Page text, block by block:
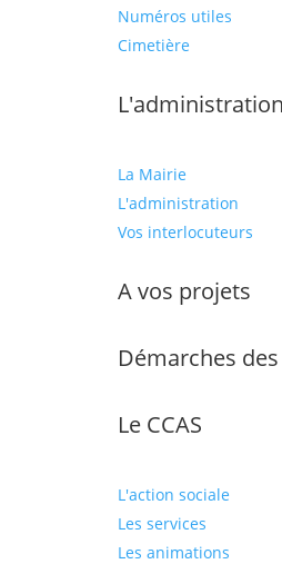
Numéros utiles
Cimetière
L'administration
La Mairie
L'administration
Vos interlocuteurs
A vos projets
Démarches
Le CCAS
L'action sociale
Les services
Les animations